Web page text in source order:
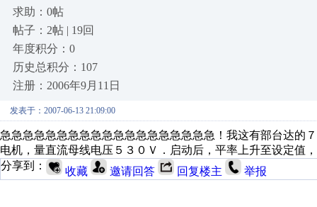
求助：0帖
帖子：2帖 | 19回
年度积分：0
历史总积分：107
注册：2006年9月11日
发表于：2007-06-13 21:09:00
急急急急急急急急急急急急急急急急急急急！我这有部台达的
电机，量直流母线电压５３０Ｖ．启动后，平率上升至设定值
分享到：
收藏 邀请回答 回复楼主 举报